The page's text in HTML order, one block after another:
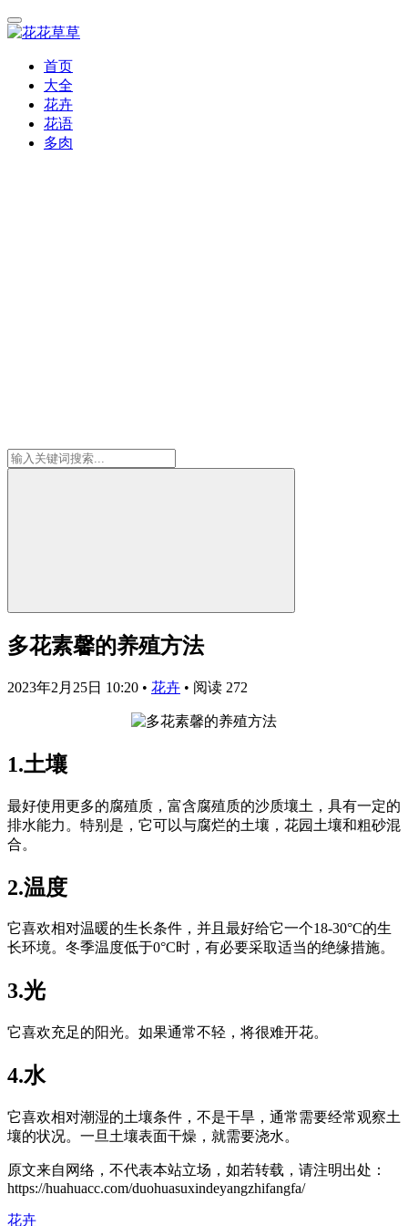
首页
大全
花卉
花语
多肉
多花素馨的养殖方法
2023年2月25日 10:20 • 花卉 • 阅读 272
1.土壤
最好使用更多的腐殖质，富含腐殖质的沙质壤土，具有一定的
排水能力。特别是，它可以与腐烂的土壤，花园土壤和粗砂混
合。
2.温度
它喜欢相对温暖的生长条件，并且最好给它一个18-30°C的生
长环境。冬季温度低于0°C时，有必要采取适当的绝缘措施。
3.光
它喜欢充足的阳光。如果通常不轻，将很难开花。
4.水
它喜欢相对潮湿的土壤条件，不是干旱，通常需要经常观察土
壤的状况。一旦土壤表面干燥，就需要浇水。
原文来自网络，不代表本站立场，如若转载，请注明出处：
https://huahuacc.com/duohuasuxindeyangzhifangfa/
花卉